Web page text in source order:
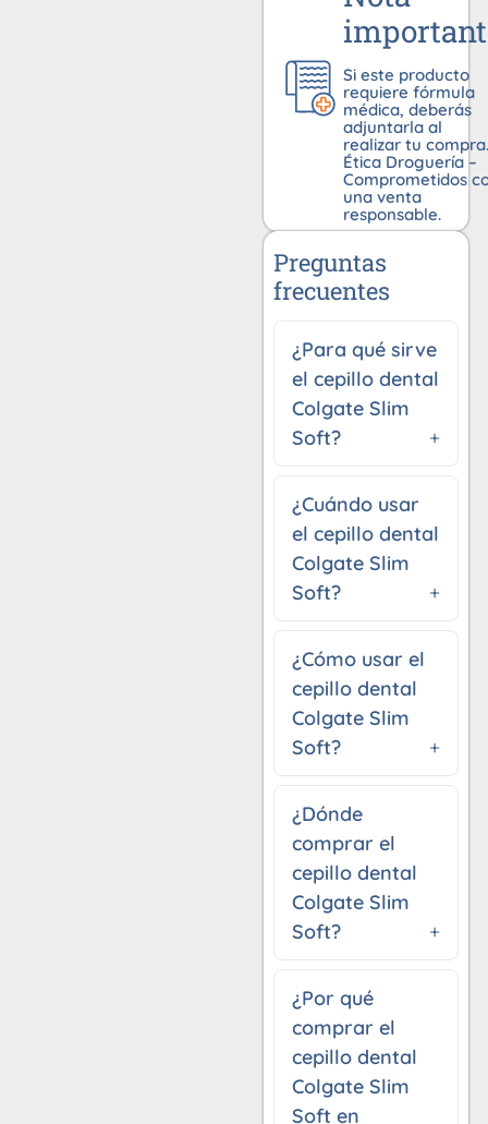
Si este producto
requiere fórmula
médica, deberás
adjuntarla al
realizar tu compra.
Ética Droguería –
Comprometidos
una venta
responsable.
Preguntas
frecuentes
¿Para qué sirve
el cepillo dental
Colgate Slim
Soft?
¿Cuándo usar
el cepillo dental
Colgate Slim
Soft?
¿Cómo usar el
cepillo dental
Colgate Slim
Soft?
¿Dónde
comprar el
cepillo dental
Colgate Slim
Soft?
¿Por qué
comprar el
cepillo dental
Colgate Slim
Soft en